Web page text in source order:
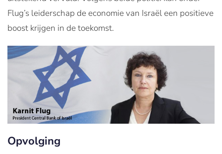
Flug’s leiderschap de economie van Israël een positieve
boost krijgen in de toekomst.
Opvolging